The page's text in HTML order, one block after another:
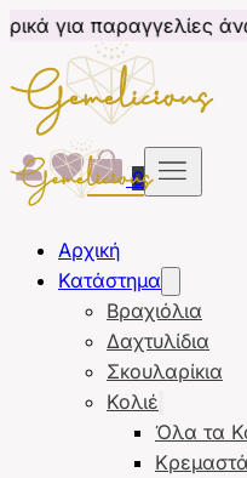
άνω των 70€
0
Αρχική
Κατάστημα
Βραχιόλια
Δαχτυλίδια
Σκουλαρίκια
Κολιέ
Όλα τα